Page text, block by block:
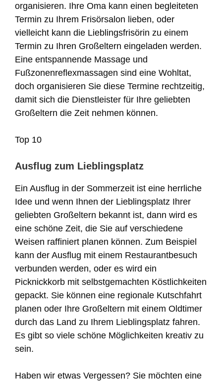
organisieren. Ihre Oma kann einen begleiteten
Termin zu Ihrem Frisörsalon lieben, oder
vielleicht kann die Lieblingsfrisörin zu einem
Termin zu Ihren Großeltern eingeladen werden.
Eine entspannende Massage und
Fußzonenreflexmassagen sind eine Wohltat,
doch organisieren Sie diese Termine rechtzeitig,
damit sich die Dienstleister für Ihre geliebten
Großeltern die Zeit nehmen können.
Top 10
Ausflug zum Lieblingsplatz
Ein Ausflug in der Sommerzeit ist eine herrliche
Idee und wenn Ihnen der Lieblingsplatz Ihrer
geliebten Großeltern bekannt ist, dann wird es
eine schöne Zeit, die Sie auf verschiedene
Weisen raffiniert planen können. Zum Beispiel
kann der Ausflug mit einem Restaurantbesuch
verbunden werden, oder es wird ein
Picknickkorb mit selbstgemachten Köstlichkeiten
gepackt. Sie können eine regionale Kutschfahrt
planen oder Ihre Großeltern mit einem Oldtimer
durch das Land zu Ihrem Lieblingsplatz fahren.
Es gibt so viele schöne Möglichkeiten kreativ zu
sein.
Haben wir etwas Vergessen? Sie möchten eine